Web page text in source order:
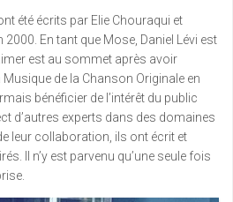
été écrits par Elie Chouraqui et
En tant que Mose, Daniel Lévi est
est au sommet après avoir
de la Chanson Originale en
bénéficier de l’intérêt du public
d’autres experts dans des domaines
leur collaboration, ils ont écrit et
Il n’y est parvenu qu’une seule fois